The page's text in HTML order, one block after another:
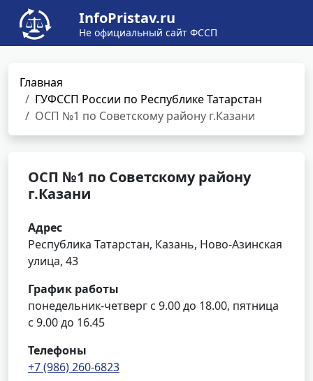
InfoPristav.ru
Не официальный сайт ФССП
Главная
ГУФССП России по Республике Татарстан
ОСП №1 по Советскому району г.Казани
ОСП №1 по Советскому району
г.Казани
Адрес
Республика Татарстан, Казань, Ново-Азинская
улица, 43
График работы
понедельник-четверг с 9.00 до 18.00, пятница
с 9.00 до 16.45
Телефоны
+7 (986) 260-6823